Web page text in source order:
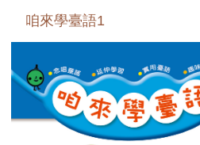
咱來學臺語1